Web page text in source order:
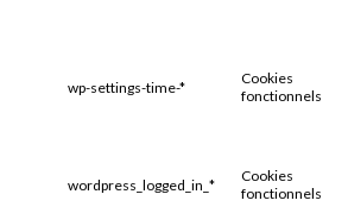
wp-settings-time-*
Cookies
fonctionnels
wordpress_logged_in_*
Cookies
fonctionnels